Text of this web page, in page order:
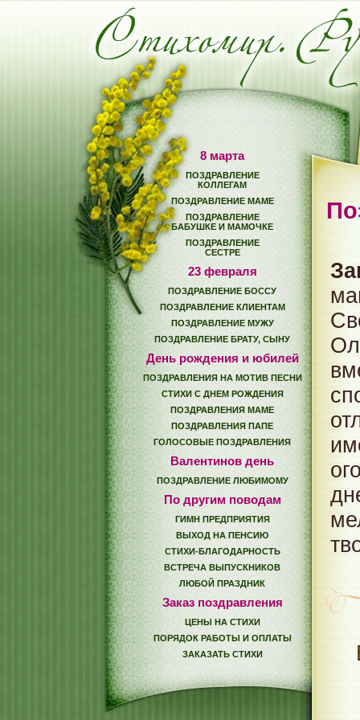
8 марта
ПОЗДРАВЛЕНИЕ
КОЛЛЕГАМ
ПОЗДРАВЛЕНИЕ МАМЕ
ПОЗДРАВЛЕНИЕ
БАБУШКЕ И МАМОЧКЕ
ПОЗДРАВЛЕНИЕ
СЕСТРЕ
23 февраля
ПОЗДРАВЛЕНИЕ БОССУ
ПОЗДРАВЛЕНИЕ КЛИЕНТАМ
ПОЗДРАВЛЕНИЕ МУЖУ
ПОЗДРАВЛЕНИЕ БРАТУ, СЫНУ
День рождения и юбилей
ПОЗДРАВЛЕНИЯ НА МОТИВ ПЕСНИ
СТИХИ С ДНЕМ РОЖДЕНИЯ
ПОЗДРАВЛЕНИЯ МАМЕ
ПОЗДРАВЛЕНИЯ ПАПЕ
ГОЛОСОВЫЕ ПОЗДРАВЛЕНИЯ
Валентинов день
ПОЗДРАВЛЕНИЕ ЛЮБИМОМУ
По другим поводам
ГИМН ПРЕДПРИЯТИЯ
ВЫХОД НА ПЕНСИЮ
СТИХИ-БЛАГОДАРНОСТЬ
ВСТРЕЧА ВЫПУСКНИКОВ
ЛЮБОЙ ПРАЗДНИК
Заказ поздравления
ЦЕНЫ НА СТИХИ
ПОРЯДОК РАБОТЫ И ОПЛАТЫ
ЗАКАЗАТЬ СТИХИ